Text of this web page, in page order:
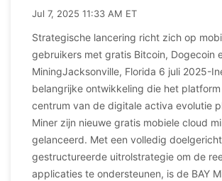
Jul 7, 2025 11:33 AM ET
Strategische lancering richt zich op
gebruikers met gratis Bitcoin, Dogecoin
MiningJacksonville, Florida 6 juli 2025-
belangrijke ontwikkeling die het
centrum van de digitale activa evolutie
Miner zijn nieuwe gratis mobiele cloud
gelanceerd. Met een volledig
gestructureerde uitrolstrategie om de
applicaties te ondersteunen, is de BAY